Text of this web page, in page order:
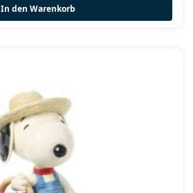
In den Warenkorb